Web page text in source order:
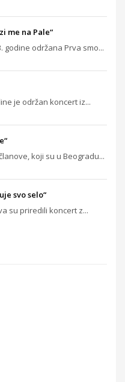
me na Pale“
godine održana Prva smo...
je održan koncert iz...
koji su u Beogradu...
svo selo“
su priredili koncert z...